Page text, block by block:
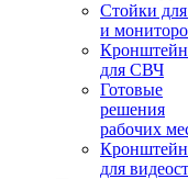
Стойки
и
для СВЧ
Готовые
решения
рабочих
для